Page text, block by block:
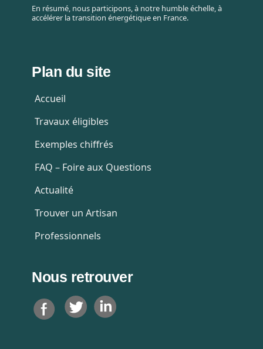
En résumé, nous participons, à notre humble échelle, à
accélérer la transition énergétique en France.
Plan du site
Accueil
Travaux éligibles
Exemples chiffrés
FAQ – Foire aux Questions
Actualité
Trouver un Artisan
Professionnels
Nous retrouver
w